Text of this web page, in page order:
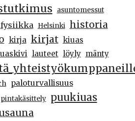
asuntomessut
fysiikka Helsinki historia
kirja kirjat kiuas
lauteet löyly mänty
paloturvallisuus
pintakäsittely puukiuas